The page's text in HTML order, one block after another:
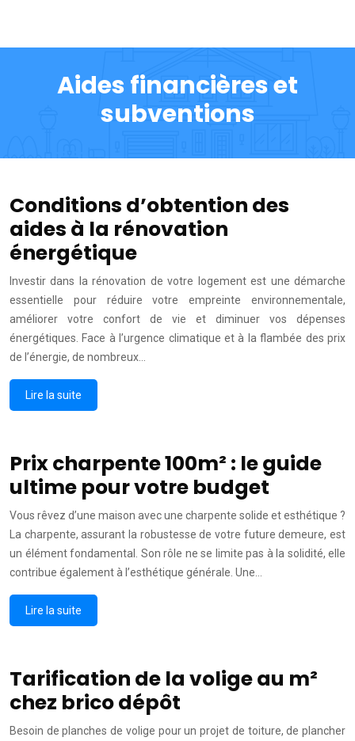
Aides financières et
subventions
Conditions d’obtention des
aides à la rénovation
énergétique
Investir dans la rénovation de votre logement est une démarche
essentielle pour réduire votre empreinte environnementale,
améliorer votre confort de vie et diminuer vos dépenses
énergétiques. Face à l’urgence climatique et à la flambée des prix
de l’énergie, de nombreux…
Lire la suite
Prix charpente 100m² : le guide
ultime pour votre budget
Vous rêvez d’une maison avec une charpente solide et esthétique ?
La charpente, assurant la robustesse de votre future demeure, est
un élément fondamental. Son rôle ne se limite pas à la solidité, elle
contribue également à l’esthétique générale. Une…
Lire la suite
Tarification de la volige au m²
chez brico dépôt
Besoin de planches de volige pour un projet de toiture, de plancher